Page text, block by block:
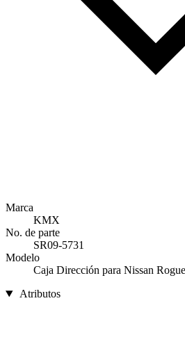
Marca
KMX
No. de parte
SR09-5731
Modelo
Caja Dirección para Nissan
Atributos